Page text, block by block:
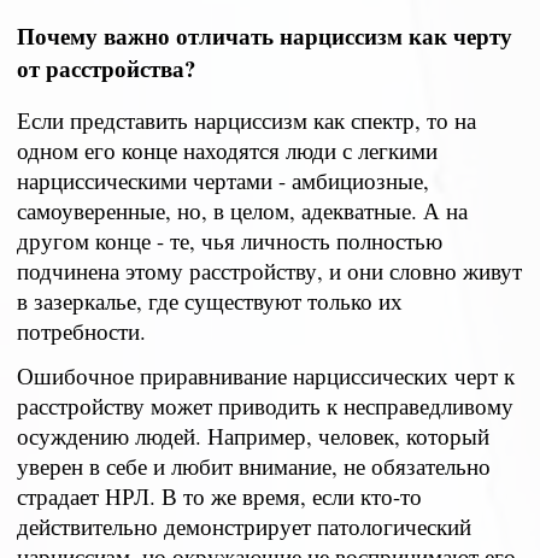
Почему важно отличать нарциссизм как черту
от расстройства?
Если представить нарциссизм как спектр, то на
одном его конце находятся люди с легкими
нарциссическими чертами - амбициозные,
самоуверенные, но, в целом, адекватные. А на
другом конце - те, чья личность полностью
подчинена этому расстройству, и они словно живут
в зазеркалье, где существуют только их
потребности.
Ошибочное приравнивание нарциссических черт к
расстройству может приводить к несправедливому
осуждению людей. Например, человек, который
уверен в себе и любит внимание, не обязательно
страдает НРЛ. В то же время, если кто-то
действительно демонстрирует патологический